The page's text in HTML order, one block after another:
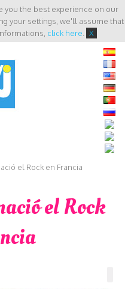
you the best experience on our
your settings, we'll assume that
click here X
el Rock en Francia
el Rock